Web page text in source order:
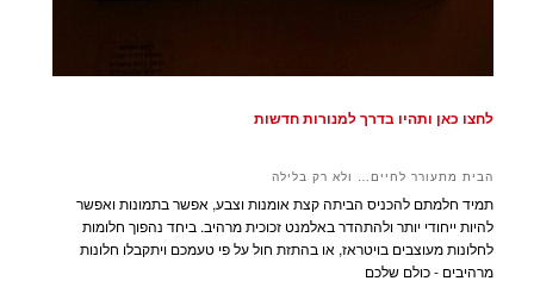
לחצו כאן ותהיו בדרך למנורות חדשות
הבית מתעורר לחיים… ולא רק בלילה
תמיד חלמתם להכניס הביתה קצת אומנות וצבע, אפשר בתמונות ואפשר
להיות ייחודי יותר ולהתהדר באלמנט זכוכית מרהיב. ביחד נהפוך חלומות
לחלונות מעוצבים בויטראז, או בהתזת חול על פי טעמכם ויתקבלו חלונות
מרהיבים - כולם שלכם